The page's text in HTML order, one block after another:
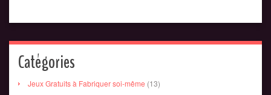
Catégories
Jeux Gratuits à Fabriquer soi-même (13)